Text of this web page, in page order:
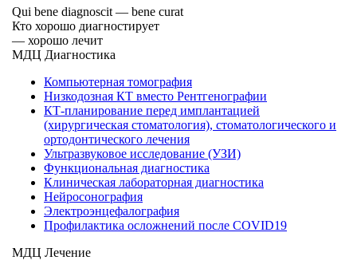
Qui bene diagnoscit — bene curat
Кто хорошо диагностирует
— хорошо лечит
МДЦ Диагностика
Компьютерная томография
Низкодозная КТ вместо Рентгенографии
КТ-планирование перед имплантацией
(хирургическая стоматология), стоматологического и
ортодонтического лечения
Ультразвуковое исследование (УЗИ)
Функциональная диагностика
Клиническая лабораторная диагностика
Нейросонография
Электроэнцефалография
Профилактика осложнений после COVID19
МДЦ Лечение